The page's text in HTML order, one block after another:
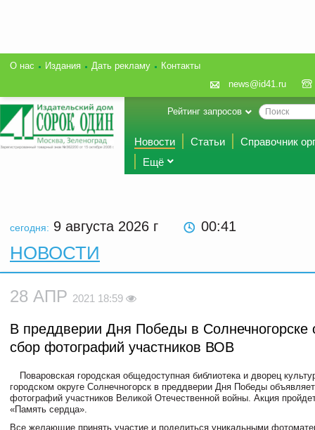
О нас Издания Дать рекламу
Контакты
news@id41.ru
Рейтинг запросов
Новости Статьи
Справочник
Ещё
сегодня: 9 августа 2026 г 00:41
НОВОСТИ
28 АПР 2021 18:59
В преддверии Дня Победы в Солнечногорске
сбор фотографий участников ВОВ
Поваровская городская общедоступная библиотека и дворец
городском округе Солнечногорск в преддверии Дня Победы
фотографий участников Великой Отечественной войны. Акция
«Память сердца».
Все желающие принять участие и поделиться уникальными